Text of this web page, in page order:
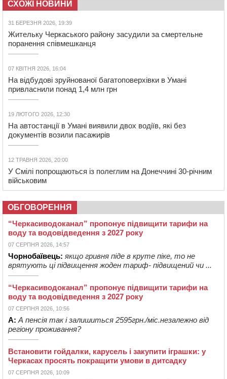
СХОЖІ НОВИНИ
31 БЕРЕЗНЯ 2026, 19:39
Жительку Черкаського району засудили за смертельне
поранення співмешканця
07 КВІТНЯ 2026, 16:04
На відбудові зруйнованої багатоповерхівки в Умані
привласнили понад 1,4 млн грн
19 ЛЮТОГО 2026, 12:30
На автостанції в Умані виявили двох водіїв, які без
документів возили пасажирів
12 ТРАВНЯ 2026, 20:00
У Смілі попрощаються із полеглим на Донеччині 30-річним
військовим
ОБГОВОРЕННЯ
“Черкасиводоканал” пропонує підвищити тарифи на
воду та водовідведення з 2027 року
07 СЕРПНЯ 2026, 14:57
Чорнобаївець: якщо гривня піде в круте піке, то не
врятують ці підвищення жоден тариф- підвищений чи ...
“Черкасиводоканал” пропонує підвищити тарифи на
воду та водовідведення з 2027 року
07 СЕРПНЯ 2026, 10:56
А: А пенсія так і залишиться 2595грн./міс.незалежно від
регіону проживання?
Встановити гойдалки, карусель і закупити іграшки: у
Черкасах просять покращити умови в дитсадку
07 СЕРПНЯ 2026, 10:09